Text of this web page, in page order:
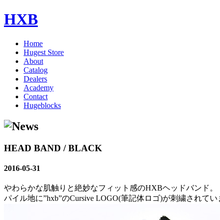
HXB
Home
Hugest Store
About
Catalog
Dealers
Academy
Contact
Hugeblocks
HEAD BAND / BLACK
2016-05-31
やわらかな肌触りと絶妙なフィット感のHXBヘッドバンド。
パイル地に”hxb”のCursive LOGO(筆記体ロゴ)が刺繍されてい